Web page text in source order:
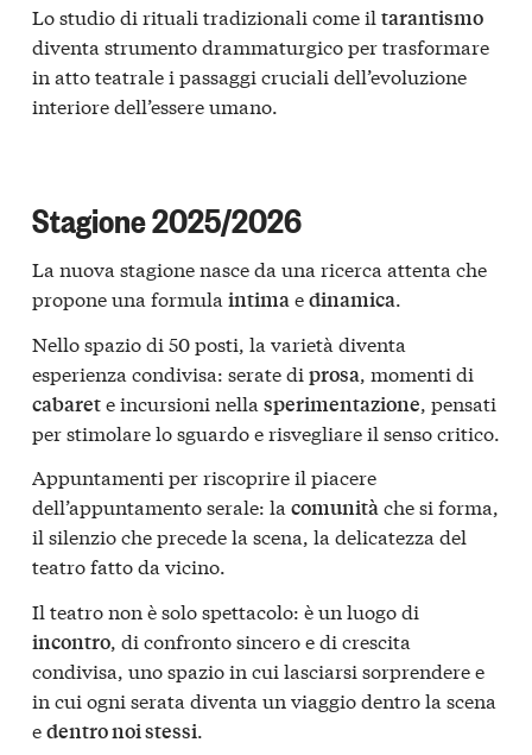
Lo studio di rituali tradizionali come il tarantismo
diventa strumento drammaturgico per trasformare
in atto teatrale i passaggi cruciali dell’evoluzione
interiore dell’essere umano.
Stagione 2025/2026
La nuova stagione nasce da una ricerca attenta che
propone una formula intimaedinamica.
Nello spazio di 50 posti, la varietà diventa
esperienza condivisa: serate di prosa, momenti di
cabarete incursioni nella sperimentazione, pensati
per stimolare lo sguardo e risvegliare il senso critico.
Appuntamenti per riscoprire il piacere
dell’appuntamento serale: la comunitàche si forma,
il silenzio che precede la scena, la delicatezza del
teatro fatto da vicino.
Il teatro non è solo spettacolo: è un luogo di
incontro, di confronto sincero e di crescita
condivisa, uno spazio in cui lasciarsi sorprendere e
in cui ogni serata diventa un viaggio dentro la scena
edentro noi stessi.